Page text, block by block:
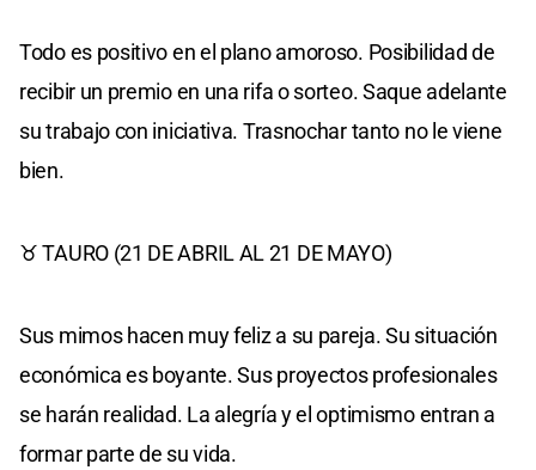
Todo es positivo en el plano amoroso. Posibilidad de
recibir un premio en una rifa o sorteo. Saque adelante
su trabajo con iniciativa. Trasnochar tanto no le viene
bien.
♉ TAURO (21 DE ABRIL AL 21 DE MAYO)
Sus mimos hacen muy feliz a su pareja. Su situación
económica es boyante. Sus proyectos profesionales
se harán realidad. La alegría y el optimismo entran a
formar parte de su vida.